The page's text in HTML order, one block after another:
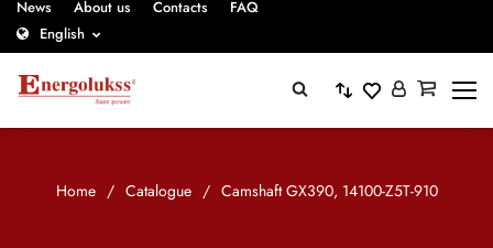
News About us Contacts
FAQ
English
Home / Catalogue / Camshaft GX390, 14100-Z5T-910